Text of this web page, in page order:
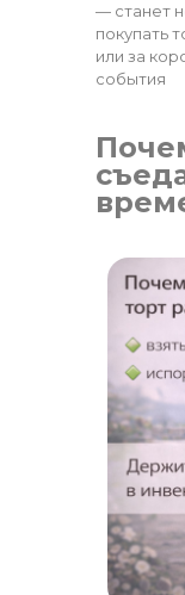
— станет
покупать
или за
события